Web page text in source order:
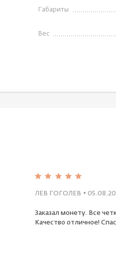
Габариты
Вес
ЛЕВ ГОГОЛЕВ •
Заказал монету. Все
Качество отличное!